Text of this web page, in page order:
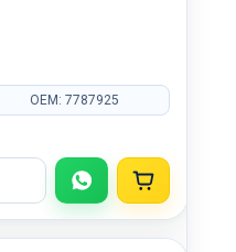
OEM: 7787925